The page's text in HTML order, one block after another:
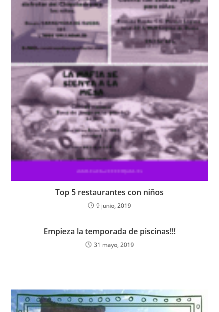
Top 5 restaurantes con niños
9 junio, 2019
Empieza la temporada de piscinas!!!
31 mayo, 2019